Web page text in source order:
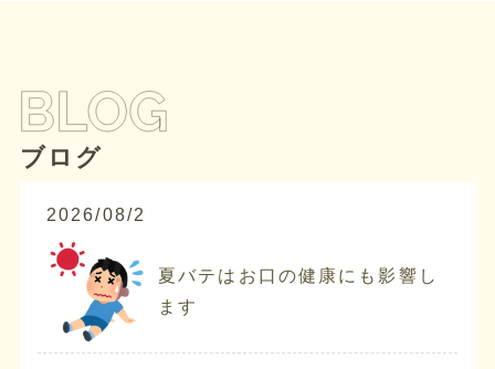
ブログ
2026/08/2
夏バテはお口の健康にも影響し
ます